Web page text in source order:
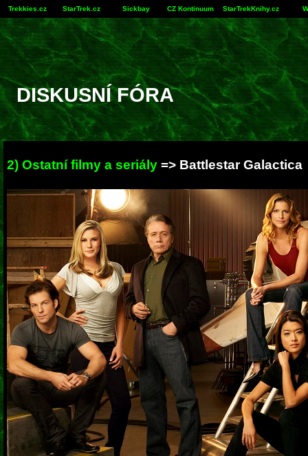
Trekkies.cz StarTrek.cz Sickbay CZ Kontinuum StarTrekKnihy.cz
DISKUSNÍ FÓRA
2) Ostatní filmy a seriály => Battlestar Galactica